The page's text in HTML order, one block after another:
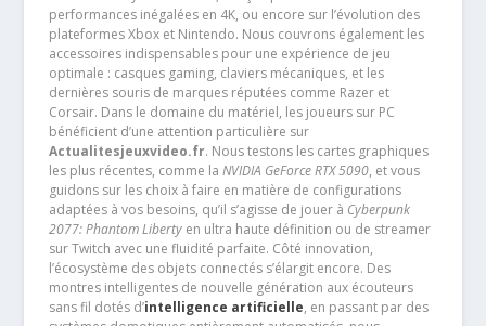
performances inégalées en 4K, ou encore sur l’évolution des
plateformes Xbox et Nintendo. Nous couvrons également les
accessoires indispensables pour une expérience de jeu
optimale : casques gaming, claviers mécaniques, et les
dernières souris de marques réputées comme Razer et
Corsair. Dans le domaine du matériel, les joueurs sur PC
bénéficient d’une attention particulière sur
Actualitesjeuxvideo.fr. Nous testons les cartes graphiques
les plus récentes, comme la NVIDIA GeForce RTX 5090, et vous
guidons sur les choix à faire en matière de configurations
adaptées à vos besoins, qu’il s’agisse de jouer à Cyberpunk
2077: Phantom Libertyen ultra haute définition ou de streamer
sur Twitch avec une fluidité parfaite. Côté innovation,
l’écosystème des objets connectés s’élargit encore. Des
montres intelligentes de nouvelle génération aux écouteurs
sans fil dotés d’intelligence artificielle, en passant par des